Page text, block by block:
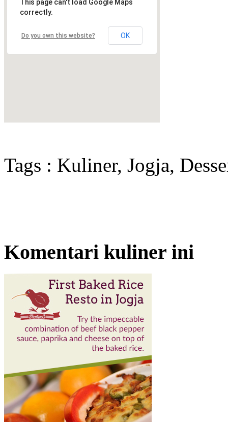
This page can't load Google Maps
correctly.
Do you own this website? OK
Tags : Kuliner, Jogja,
Komentari kuliner ini